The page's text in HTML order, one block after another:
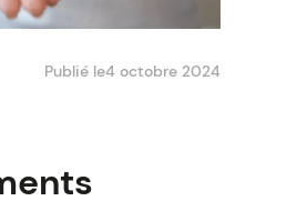
Publié le4 octobre 2024